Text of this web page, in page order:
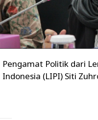
Pengamat Politik dari
Indonesia (LIPI) Siti